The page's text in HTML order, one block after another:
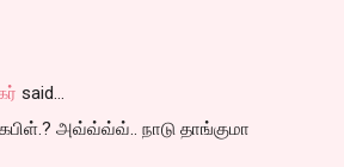
said…
அவ்வ்வ்வ்.. நாடு தாங்குமா